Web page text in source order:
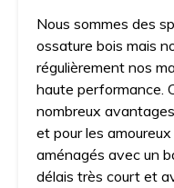
Nous sommes des
ossature bois mais
régulièrement nos
haute performance.
nombreux
et pour les
aménagés avec un
délais très court et